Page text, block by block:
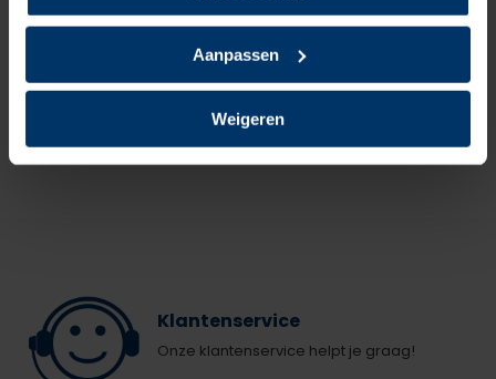
Aanpassen
Weigeren
Combideal: 107,96
Niet op voorraad
Klantenservice
Onze klantenservice helpt je graag!